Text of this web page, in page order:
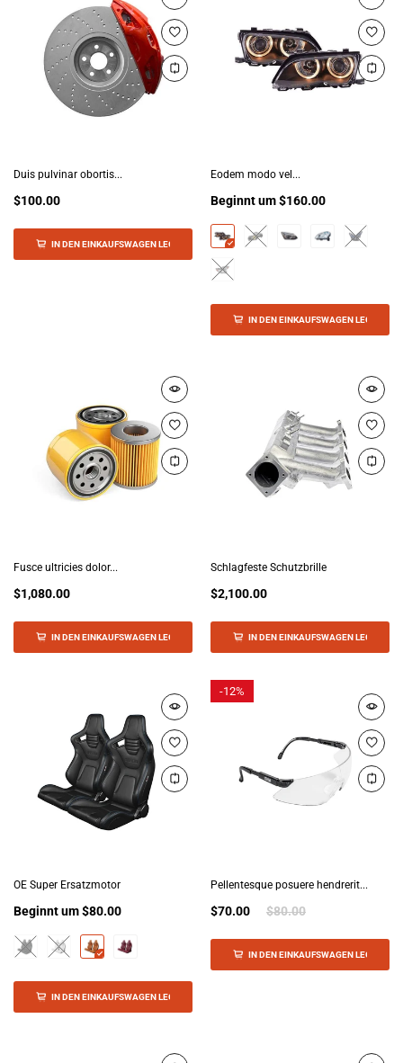
Duis pulvinar obortis...
$100.00
IN DEN EINKAUFSWAGEN LEGEN
Eodem modo vel...
Beginnt um$160.00
IN DEN EINKAUFSWAGEN LEGEN
Fusce ultricies dolor...
$1,080.00
IN DEN EINKAUFSWAGEN LEGEN
Schlagfeste Schutzbrille
$2,100.00
IN DEN EINKAUFSWAGEN LEGEN
OE Super Ersatzmotor
Beginnt um$80.00
IN DEN EINKAUFSWAGEN LEGEN
-12%
Pellentesque posuere hendrerit...
$70.00 $80.00
IN DEN EINKAUFSWAGEN LEGEN